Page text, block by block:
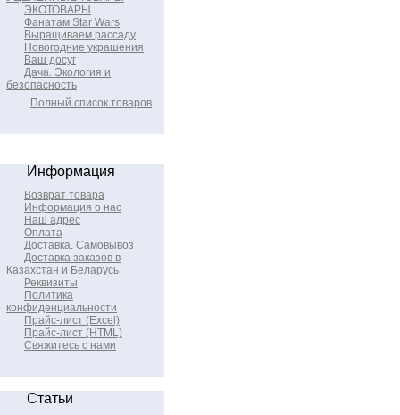
ЭКОТОВАРЫ
Фанатам Star Wars
Выращиваем рассаду
Новогодние украшения
Ваш досуг
Дача. Экология и
безопасность
Полный список товаров
Информация
Возврат товара
Информация о нас
Наш адрес
Оплата
Доставка. Самовывоз
Доставка заказов в
Казахстан и Беларусь
Реквизиты
Политика
конфиденциальности
Прайс-лист (Excel)
Прайс-лист (HTML)
Свяжитесь с нами
Статьи